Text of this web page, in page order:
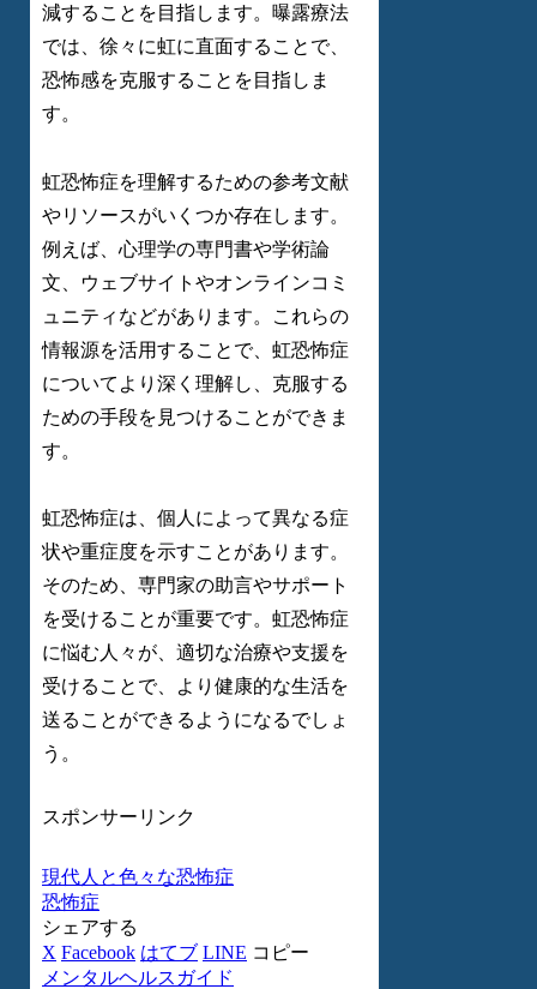
減することを目指します。曝露療法
では、徐々に虹に直面することで、
恐怖感を克服することを目指しま
す。
虹恐怖症を理解するための参考文献
やリソースがいくつか存在します。
例えば、心理学の専門書や学術論
文、ウェブサイトやオンラインコミ
ュニティなどがあります。これらの
情報源を活用することで、虹恐怖症
についてより深く理解し、克服する
ための手段を見つけることができま
す。
虹恐怖症は、個人によって異なる症
状や重症度を示すことがあります。
そのため、専門家の助言やサポート
を受けることが重要です。虹恐怖症
に悩む人々が、適切な治療や支援を
受けることで、より健康的な生活を
送ることができるようになるでしょ
う。
スポンサーリンク
現代人と色々な恐怖症
恐怖症
シェアする
X Facebook はてブ LINE コピー
メンタルヘルスガイド